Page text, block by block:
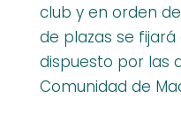
club y en orden
de plazas se
dispuesto por las
Comunidad de